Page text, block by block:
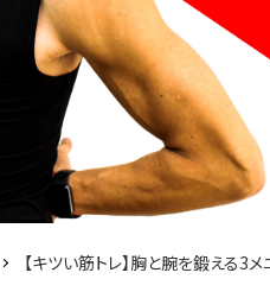
【キツい筋トレ】胸と腕を鍛える3